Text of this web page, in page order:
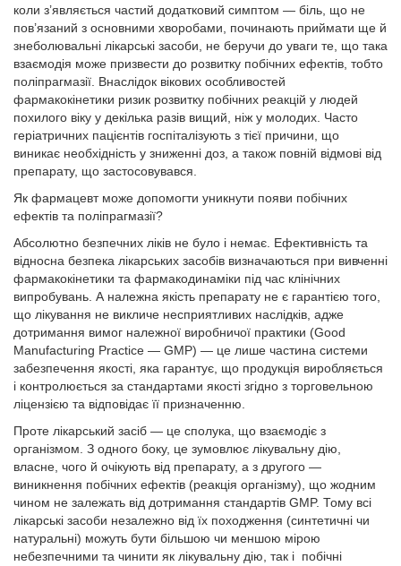
коли з’являється частий додатковий симптом — біль, що не
пов’язаний з основними хворобами, починають приймати ще й
знеболювальні лікарські засоби, не беручи до уваги те, що така
взаємодія може призвести до розвитку побічних ефектів, тобто
поліпрагмазії. Внаслідок вікових особливостей
фармакокінетики ризик розвитку побічних реакцій у людей
похилого віку у декілька разів вищий, ніж у молодих. Часто
геріатричних пацієнтів госпіталізують з тієї причини, що
виникає необхідність у зниженні доз, а також повній відмові від
препарату, що застосовувався.
Як фармацевт може допомогти уникнути появи побічних
ефектів та поліпрагмазії?
Абсолютно безпечних ліків не було і немає. Ефективність та
відносна безпека лікарських засобів визначаються при вивченні
фармакокінетики та фармакодинаміки під час клінічних
випробувань. А належна якість препарату не є гарантією того,
що лікування не викличе несприятливих наслідків, адже
дотримання вимог належної виробничої практики (Good
Manufacturing Practice — GMP) — це лише частина системи
забезпечення якості, яка гарантує, що продукція виробляється
і контролюється за стандартами якості згідно з торговельною
ліцензією та відповідає її призначенню.
Проте лікарський засіб — це сполука, що взаємодіє з
організмом. З одного боку, це зумовлює лікувальну дію,
власне, чого й очікують від препарату, а з другого —
виникнення побічних ефектів (реакція організму), що жодним
чином не залежать від дотримання стандартів GMP. Тому всі
лікарські засоби незалежно від їх походження (синтетичні чи
натуральні) можуть бути більшою чи меншою мірою
небезпечними та чинити як лікувальну дію, так і побічні